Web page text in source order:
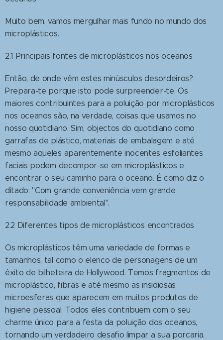
Muito bem, vamos mergulhar mais fundo no mundo dos
microplásticos.
2.1 Principais fontes de microplásticos nos oceanos
Então, de onde vêm estes minúsculos desordeiros?
Prepara-te porque isto pode surpreender-te. Os
maiores contribuintes para a poluição por microplásticos
nos oceanos são, na verdade, coisas que usamos no
nosso quotidiano. Sim, objectos do quotidiano como
garrafas de plástico, materiais de embalagem e até
mesmo aqueles aparentemente inocentes esfoliantes
faciais podem decompor-se em microplásticos e
encontrar o seu caminho para o oceano. É como diz o
ditado: "Com grande conveniência vem grande
responsabilidade ambiental".
2.2 Diferentes tipos de microplásticos encontrados
Os microplásticos têm uma variedade de formas e
tamanhos, tal como o elenco de personagens de um
êxito de bilheteira de Hollywood. Temos fragmentos de
microplástico, fibras e até mesmo as insidiosas
microesferas que aparecem em muitos produtos de
higiene pessoal. Todos eles contribuem com o seu
charme único para a festa da poluição dos oceanos,
tornando um verdadeiro desafio limpar a sua porcaria.